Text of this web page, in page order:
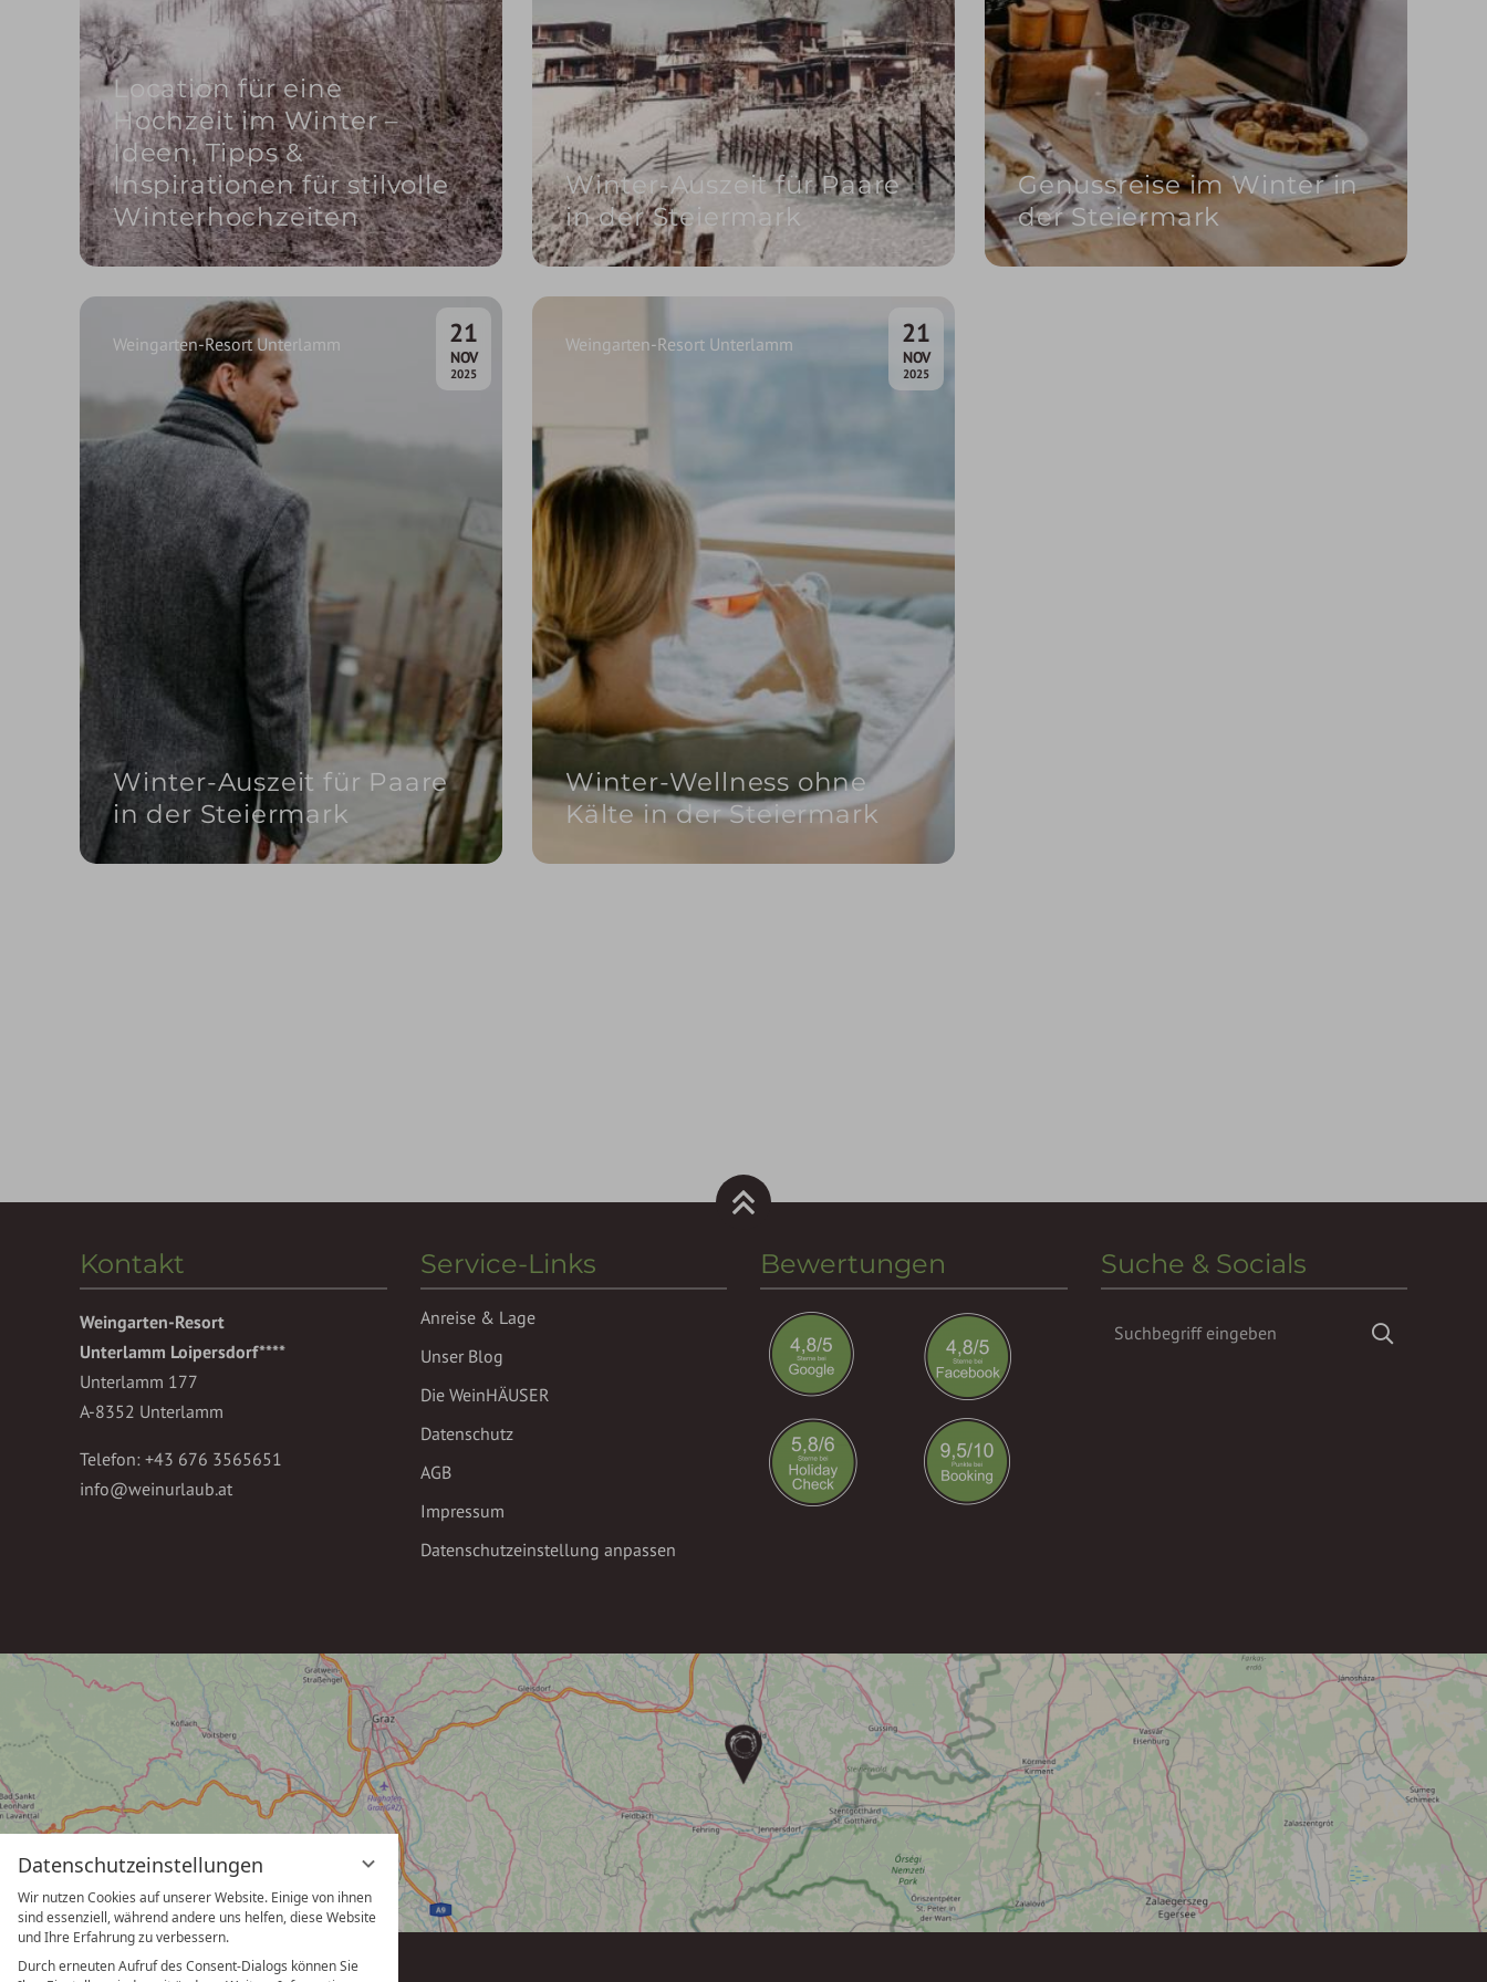
Datenschutzeinstellungen
Wir nutzen Cookies auf unserer Website. Einige von ihnen
sind essenziell, während andere uns helfen, diese Website
und Ihre Erfahrung zu verbessern.
Durch erneuten Aufruf des Consent-Dialogs können Sie
Location für eine
Hochzeit im Winter –
Ideen, Tipps &
Inspirationen für stilvolle
Winterhochzeiten
Winter-Auszeit für Paare
in der Steiermark
Genussreise im Winter in
der Steiermark
21
NOV.
2025
Winter-Auszeit für Paare
in der Steiermark
Weingarten-Resort Unterlamm 21
NOV.
2025
Winter-Wellness ohne
Kälte in der Steiermark
Weingarten-Resort Unterlamm
Kontakt
Weingarten-Resort
Unterlamm Loipersdorf****
Unterlamm 177
A-8352 Unterlamm
Telefon: +43 676 3565651
info@weinurlaub.at
Service-Links
Anreise & Lage
Unser Blog
Die WeinHÄUSER
Datenschutz
AGB
Impressum
Datenschutzeinstellung anpassen
Bewertungen Suche & Socials
Suchbegriff